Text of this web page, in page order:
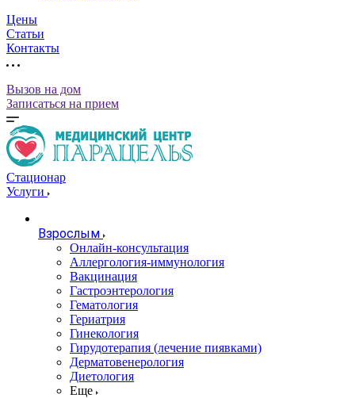
Цены
Статьи
Контакты
Вызов на дом
Записаться на прием
Стационар
Услуги
Взрослым
Онлайн-консультация
Аллергология-иммунология
Вакцинация
Гастроэнтерология
Гематология
Гериатрия
Гинекология
Гирудотерапия (лечение пиявками)
Дерматовенерология
Диетология
Еще